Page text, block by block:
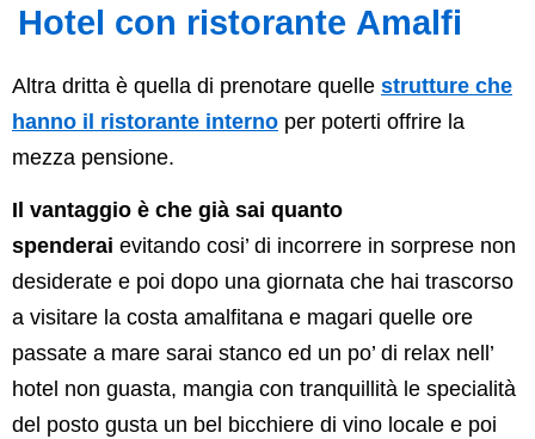
Hotel con ristorante Amalfi
Altra dritta è quella di prenotare quelle strutture che
hanno il ristorante interno per poterti offrire la
mezza pensione.
Il vantaggio è che già sai quanto
spenderai evitando cosi’ di incorrere in sorprese non
desiderate e poi dopo una giornata che hai trascorso
a visitare la costa amalfitana e magari quelle ore
passate a mare sarai stanco ed un po’ di relax nell’
hotel non guasta, mangia con tranquillità le specialità
del posto gusta un bel bicchiere di vino locale e poi